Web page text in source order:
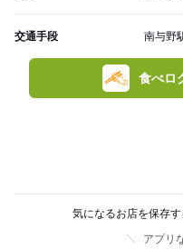
交通手段 南与野
食べロ
気になるお店を保存す
アプリ